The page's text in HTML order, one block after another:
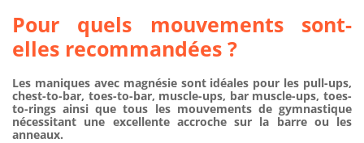
Pour quels mouvements sont-
elles recommandées ?
Les maniques avec magnésie sont idéales pour les pull-ups,
chest-to-bar, toes-to-bar, muscle-ups, bar muscle-ups, toes-
to-rings ainsi que tous les mouvements de gymnastique
nécessitant une excellente accroche sur la barre ou les
anneaux.